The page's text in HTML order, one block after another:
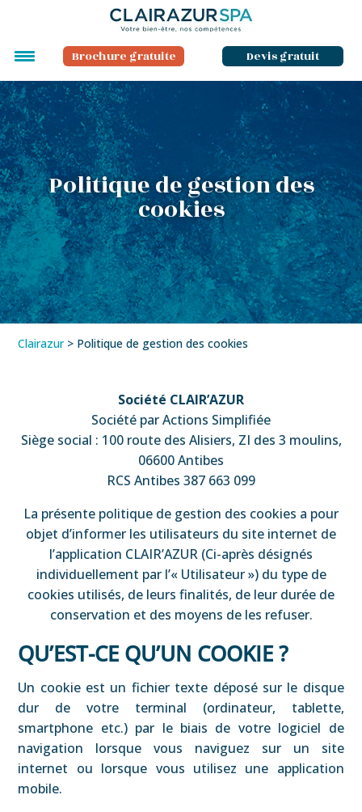
Brochure gratuite Devis gratuit
Politique de gestion des
cookies
Clairazur> Politique de gestion des cookies
Société CLAIR’AZUR
Société par Actions Simplifiée
Siège social : 100 route des Alisiers, ZI des 3 moulins,
06600 Antibes
RCS Antibes 387 663 099
La présente politique de gestion des cookies a pour
objet d’informer les utilisateurs du site internet de
l’application CLAIR’AZUR (Ci-après désignés
individuellement par l’« Utilisateur ») du type de
cookies utilisés, de leurs finalités, de leur durée de
conservation et des moyens de les refuser.
QU’EST-CE QU’UN COOKIE ?
Un cookie est un fichier texte déposé sur le disque
dur de votre terminal (ordinateur, tablette,
smartphone etc.) par le biais de votre logiciel de
navigation lorsque vous naviguez sur un site
internet ou lorsque vous utilisez une application
mobile.